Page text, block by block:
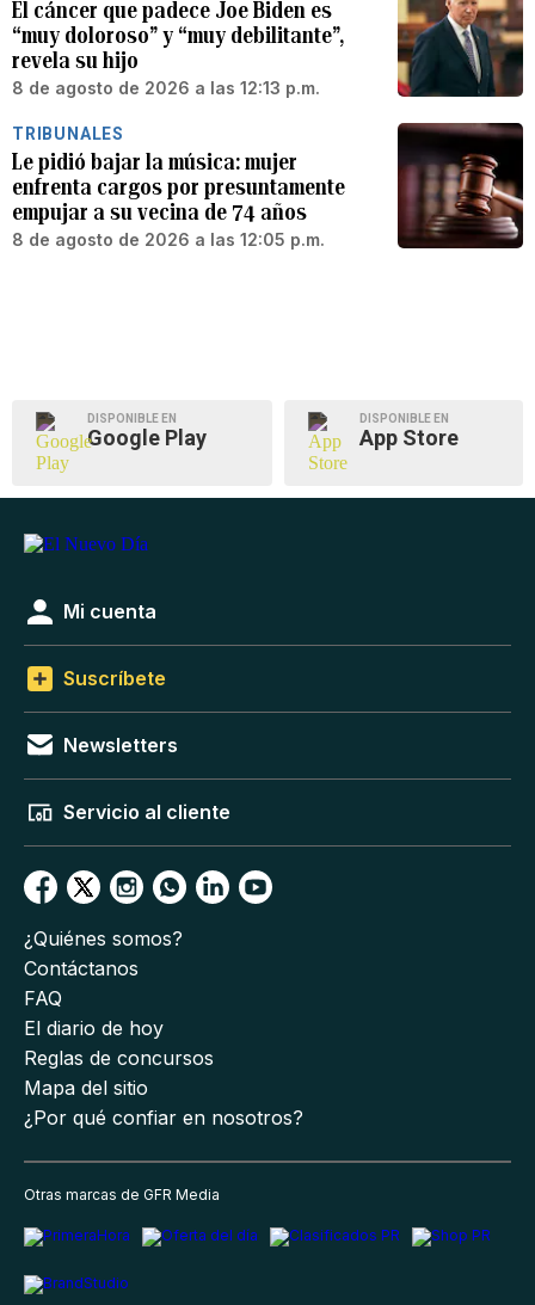
El cáncer que padece Joe Biden es
“muy doloroso” y “muy debilitante”,
revela su hijo
8 de agosto de 2026 a las 12:13 p.m.
TRIBUNALES
Le pidió bajar la música: mujer
enfrenta cargos por presuntamente
empujar a su vecina de 74 años
8 de agosto de 2026 a las 12:05 p.m.
DISPONIBLE EN
Google Play
DISPONIBLE EN
App Store
Mi cuenta
Suscríbete
Newsletters
Servicio al cliente
¿Quiénes somos?
Contáctanos
FAQ
El diario de hoy
Reglas de concursos
Mapa del sitio
¿Por qué confiar en nosotros?
Otras marcas de GFR Media